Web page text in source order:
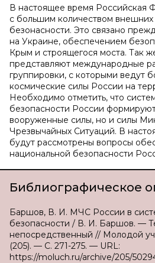
В настоящее время Российская
с большим количеством внешних
безонасности. Это связано
на Украине, обеспечением
Крым и строящегося моста. Так
представляют международные
группировки, с которыми ведут
космические силы России на
Необходимо отметить, что
безопасности России
вооруженные силы, но и силы
Чрезвычайных Ситуаций. В
будут рассмотрены вопросы
национальной безопасности
Библиографическое
Баршов, В. И. МЧС России в
безопасности / В. И. Баршов. —
непосредственный // Молодой
(205). — С. 271-275. — URL:
https://moluch.ru/archive/205/